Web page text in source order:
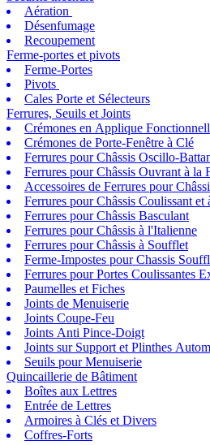
Aération
Désenfumage
Recoupement
Ferme-portes et pivots
Ferme-Portes
Pivots
Cales Porte et Sélecteurs
Ferrures, Seuils et Joints
Crémones en Applique
Crémones de Porte-Fenêtre à Clé
Ferrures pour Châssis Oscillo-
Ferrures pour Châssis Ouvrant à la
Accessoires de Ferrures pour
Ferrures pour Châssis Coulissant et
Ferrures pour Châssis Basculant
Ferrures pour Châssis à l'Italienne
Ferrures pour Châssis à Soufflet
Ferme-Impostes pour Chassis
Ferrures pour Portes Coulissantes
Paumelles et Fiches
Joints de Menuiserie
Joints Coupe-Feu
Joints Anti Pince-Doigt
Joints sur Support et Plinthes
Seuils pour Menuiserie
Quincaillerie de Bâtiment
Boîtes aux Lettres
Entrée de Lettres
Armoires à Clés et Divers
Coffres-Forts